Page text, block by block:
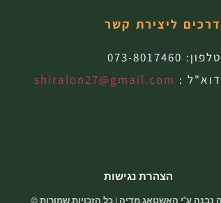
דרכים ליצירת קשר
טלפון: 073-8017460
דוא"ל : shiralon27@gmail.com
הצהרת נגישות
נבנה ע"י האשטאג מדיה | כל הזכויות שמורות ©